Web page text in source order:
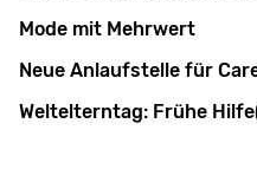
Mode mit Mehrwert
Neue Anlaufstelle für
Weltelterntag: Frühe